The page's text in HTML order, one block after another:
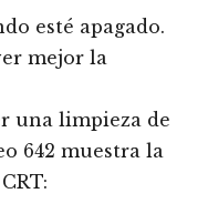
esté apagado.
mejor la
una limpieza de
642 muestra la